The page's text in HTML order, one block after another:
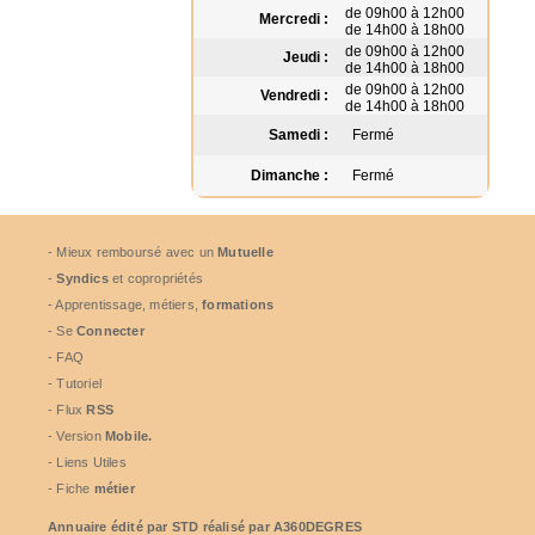
Mercredi :
de 09h00 à 12h00
de 14h00 à 18h00
Jeudi :
de 09h00 à 12h00
de 14h00 à 18h00
Vendredi :
de 09h00 à 12h00
de 14h00 à 18h00
Samedi :
Fermé
Dimanche : Fermé
- Mieux remboursé avec unMutuelle
-Syndicset copropriétés
- Apprentissage, métiers,formations
- Se Connecter
- FAQ
- Tutoriel
- FluxRSS
- Version Mobile.
- Liens Utiles
- Fiche métier
Annuaire édité par STD réalisé par A360DEGRES